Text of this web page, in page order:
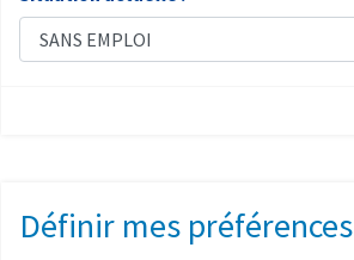
Définir mes préférences